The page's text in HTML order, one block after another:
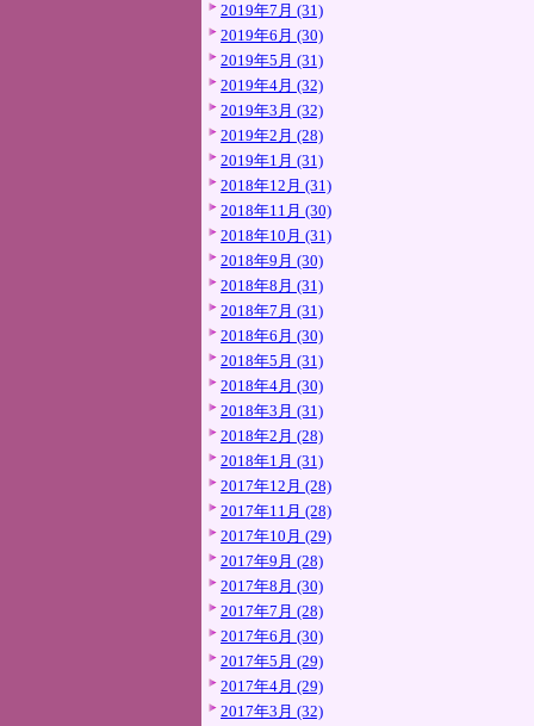
2019年7月 (31)
2019年6月 (30)
2019年5月 (31)
2019年4月 (32)
2019年3月 (32)
2019年2月 (28)
2019年1月 (31)
2018年12月 (31)
2018年11月 (30)
2018年10月 (31)
2018年9月 (30)
2018年8月 (31)
2018年7月 (31)
2018年6月 (30)
2018年5月 (31)
2018年4月 (30)
2018年3月 (31)
2018年2月 (28)
2018年1月 (31)
2017年12月 (28)
2017年11月 (28)
2017年10月 (29)
2017年9月 (28)
2017年8月 (30)
2017年7月 (28)
2017年6月 (30)
2017年5月 (29)
2017年4月 (29)
2017年3月 (32)